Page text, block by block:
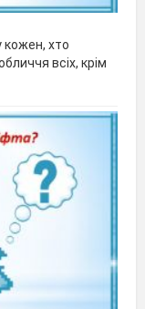
кожен, хто
всіх, крім